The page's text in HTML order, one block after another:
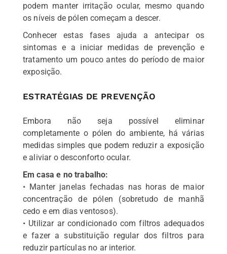
podem manter irritação ocular, mesmo quando
os níveis de pólen começam a descer.
Conhecer estas fases ajuda a antecipar os
sintomas e a iniciar medidas de prevenção e
tratamento um pouco antes do período de maior
exposição.
ESTRATÉGIAS DE PREVENÇÃO
Embora não seja possível eliminar
completamente o pólen do ambiente, há várias
medidas simples que podem reduzir a exposição
e aliviar o desconforto ocular.
Em casa e no trabalho:
• Manter janelas fechadas nas horas de maior
concentração de pólen (sobretudo de manhã
cedo e em dias ventosos).
• Utilizar ar condicionado com filtros adequados
e fazer a substituição regular dos filtros para
reduzir partículas no ar interior.